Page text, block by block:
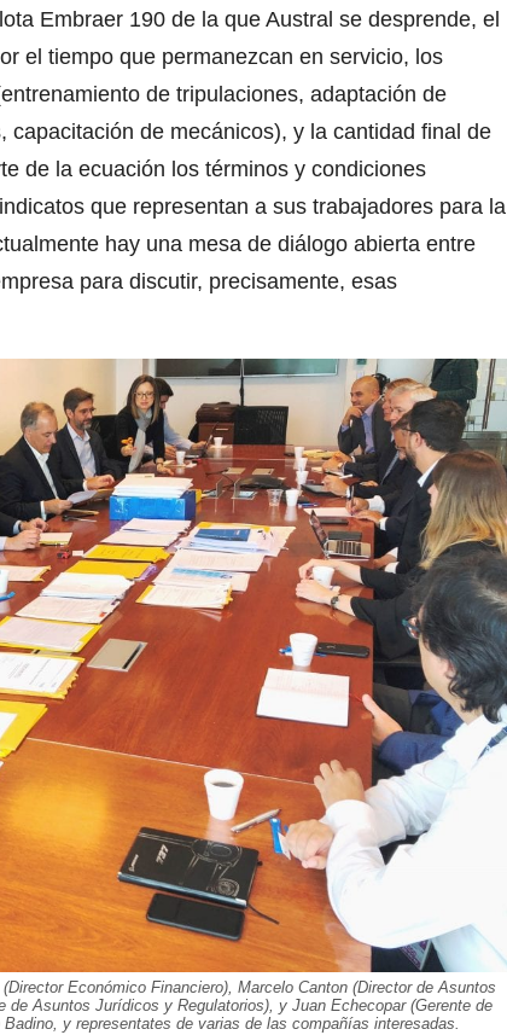
Embraer 190 de la que Austral se desprende, el
el tiempo que permanezcan en servicio, los
de tripulaciones, adaptación de
de mecánicos), y la cantidad final de
de la ecuación los términos y condiciones
que representan a sus trabajadores para la
hay una mesa de diálogo abierta entre
para discutir, precisamente, esas
Económico Financiero), Marcelo Canton (Director de Asuntos
Asuntos Jurídicos y Regulatorios), y Juan Echecopar (Gerente de
y representates de varias de las compañías interesadas.